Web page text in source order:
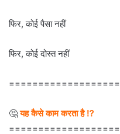
फिर, कोई पैसा नहीं
फिर, कोई दोस्त नहीं
🤔यह कैसे काम करता है ⁉